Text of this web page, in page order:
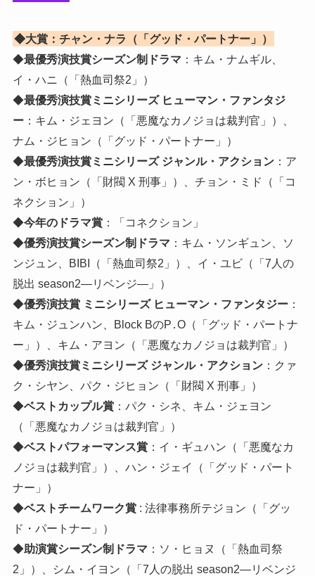
◆大賞：チャン・ナラ（「グッド・パートナー」）
◆最優秀演技賞シーズン制ドラマ ：キム・ナムギル、
イ・ハニ（「熱血司祭2」）
◆最優秀演技賞ミニシリーズ ヒューマン・ファンタジ
ー：キム・ジェヨン（「悪魔なカノジョは裁判官」）、
ナム・ジヒョン（「グッド・パートナー」）
◆最優秀演技賞ミニシリーズ ジャンル・アクション：ア
ン・ボヒョン（「財閥 X 刑事」）、チョン・ミド（「コ
ネクション」）
◆今年のドラマ賞：「コネクション」
◆優秀演技賞シーズン制ドラマ ：キム・ソンギュン、ソ
ンジュン、BIBI（「熱血司祭2」）、イ・ユビ（「7人の
脱出 season2―リベンジ―」）
◆優秀演技賞 ミニシリーズ ヒューマン・ファンタジー：
キム・ジュンハン、Block BのP․O（「グッド・パートナ
ー」）、キム・アヨン（「悪魔なカノジョは裁判官」）
◆優秀演技賞ミニシリーズ ジャンル・アクション：クァ
ク・シヤン、パク・ジヒョン（「財閥 X 刑事」）
◆ベストカップル賞：パク・シネ、キム・ジェヨン
（「悪魔なカノジョは裁判官」）
◆ベストパフォーマンス賞：イ・ギュハン（「悪魔なカ
ノジョは裁判官」）、ハン・ジェイ（「グッド・パート
ナー」）
◆ベストチームワーク賞: 法律事務所テジョン（「グッ
ド・パートナー」）
◆助演賞シーズン制ドラマ ：ソ・ヒョヌ（「熱血司祭
2」）、シム・イヨン（「7人の脱出 season2―リベンジ